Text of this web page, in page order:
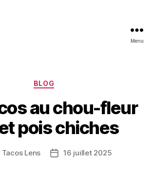
Menu
Catégories
BLOG
au chou-fleur
pois chiches
Tacos Lens
Date16 juillet 2025